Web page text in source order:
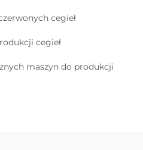
cegieł
cegieł
maszyn do produkcji